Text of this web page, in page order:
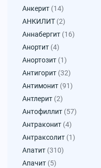
Анкерит (14)
АНКИЛИТ (2)
Аннабергит (16)
Анортит (4)
Анортозит (1)
Антигорит (32)
Антимонит (91)
Антлерит (2)
Антофиллит (57)
Антраконит (4)
Антраксолит (1)
Апатит (310)
Апачит (5)